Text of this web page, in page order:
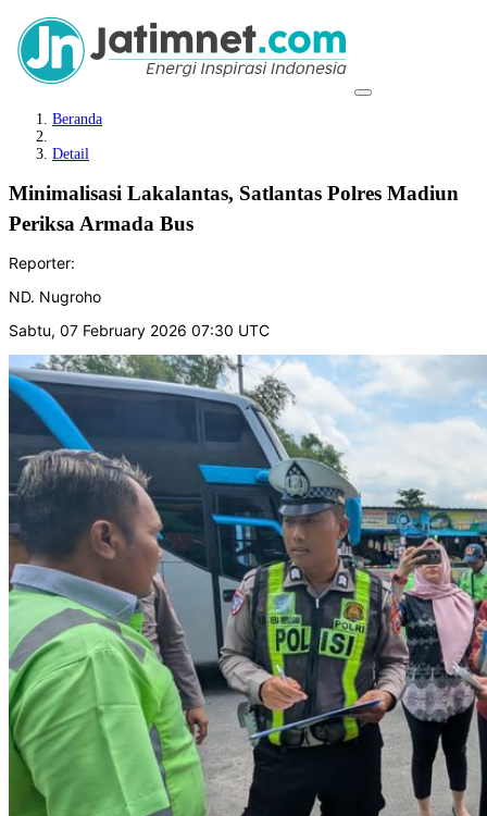
Beranda
Detail
Minimalisasi Lakalantas, Satlantas Polres Madiun
Periksa Armada Bus
Reporter:
ND. Nugroho
Sabtu, 07 February 2026 07:30 UTC